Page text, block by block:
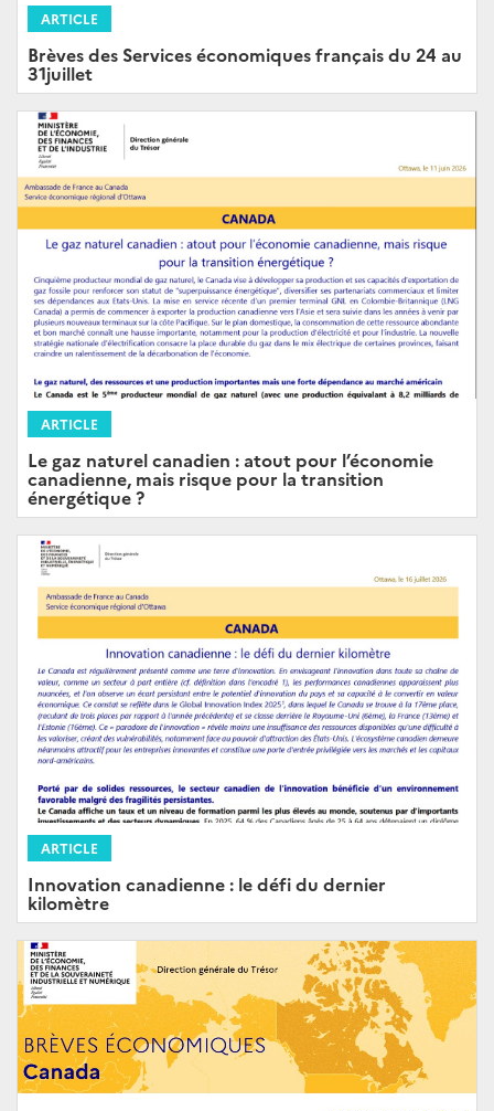
ARTICLE
Brèves des Services économiques français du 24 au
31juillet
ARTICLE
Le gaz naturel canadien : atout pour l’économie
canadienne, mais risque pour la transition
énergétique ?
ARTICLE
Innovation canadienne : le défi du dernier
kilomètre